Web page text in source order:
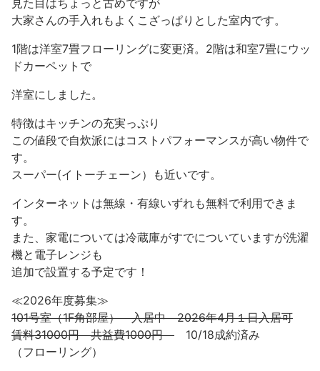
見た目はちょっと古めですが
大家さんの手入れもよくこざっぱりとした室内です。
1階は洋室7畳フローリングに変更済。2階は和室7畳にウッ
ドカーペットで
洋室にしました。
特徴はキッチンの充実っぷり
この値段で自炊派にはコストパフォーマンスが高い物件で
す。
スーパー(イトーチェーン）も近いです。
インターネットは無線・有線いずれも無料で利用できま
す。
また、家電については冷蔵庫がすでについていますが洗濯
機と電子レンジも
追加で設置する予定です！
≪2026年度募集≫
101号室（1F角部屋） 入居中 2026年4月１日入居可
賃料31000円 共益費1000円 10/18成約済み
（フローリング）